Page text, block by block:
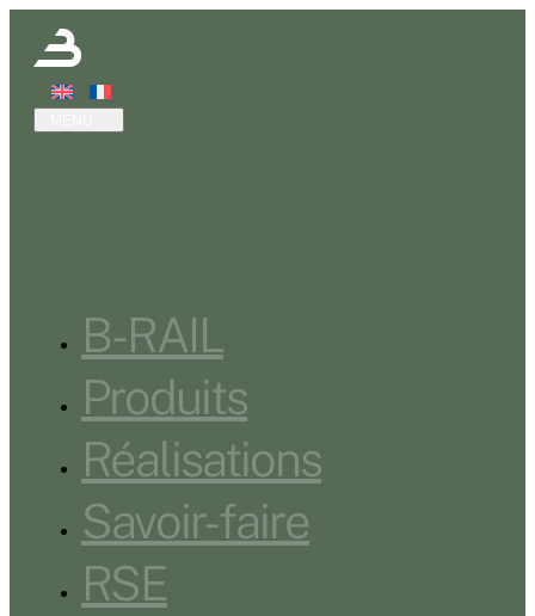
B-RAIL
Produits
Réalisations
Savoir-faire
RSE